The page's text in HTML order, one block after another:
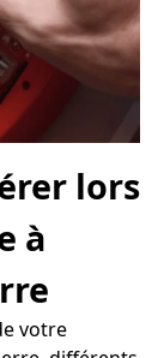
lors
à
votre